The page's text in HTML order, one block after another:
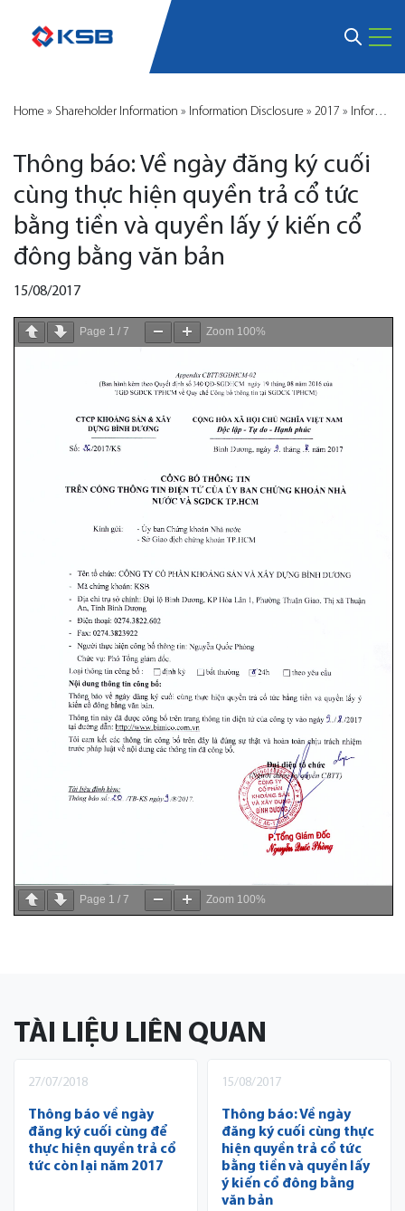
Home » Shareholder Information » Information Disclosure » 2017 » Information Disclosure 2017-SKB
Thông báo: Về ngày đăng ký cuối
cùng thực hiện quyền trả cổ tức
bằng tiền và quyền lấy ý kiến cổ
đông bằng văn bản
15/08/2017
Page 1 / 7 Zoom 100%
Page 1 / 7 Zoom 100%
TÀI LIỆU LIÊN QUAN
27/07/2018
Thông báo về ngày
đăng ký cuối cùng để
thực hiện quyền trả cổ
tức còn lại năm 2017
15/08/2017
Thông báo: Về ngày
đăng ký cuối cùng thực
hiện quyền trả cổ tức
bằng tiền và quyền lấy
ý kiến cổ đông bằng
văn bản